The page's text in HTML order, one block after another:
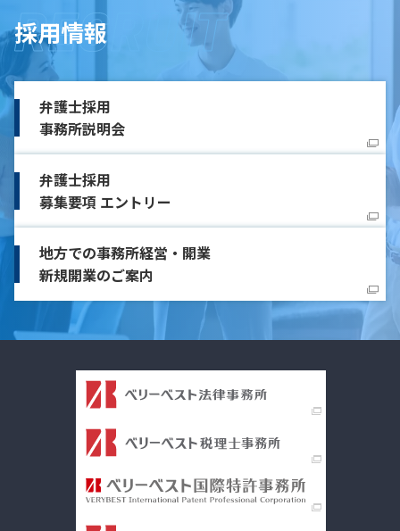
採用情報
弁護士採用
事務所説明会
弁護士採用
募集要項 エントリー
地方での事務所経営・開業
新規開業のご案内